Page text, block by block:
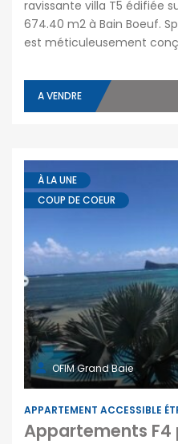
ravissante villa T5 édifiée
674.40 m2 à Bain Boeuf.
est méticuleusement
A VENDRE
À LA UNE
COUP DE COEUR
OFIM Grand Baie
APPARTEMENT ACCESSIBLE